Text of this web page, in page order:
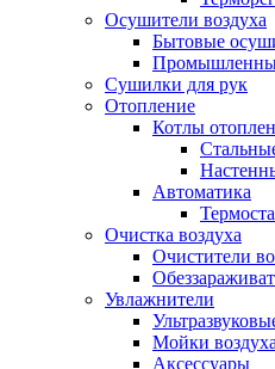
Осушители воздуха
Бытовые
Сушилки для рук
Отопление
Котлы
Автоматика
Очистка воздуха
Очистители
Увлажнители
Мойки воздуха
Аксессуары